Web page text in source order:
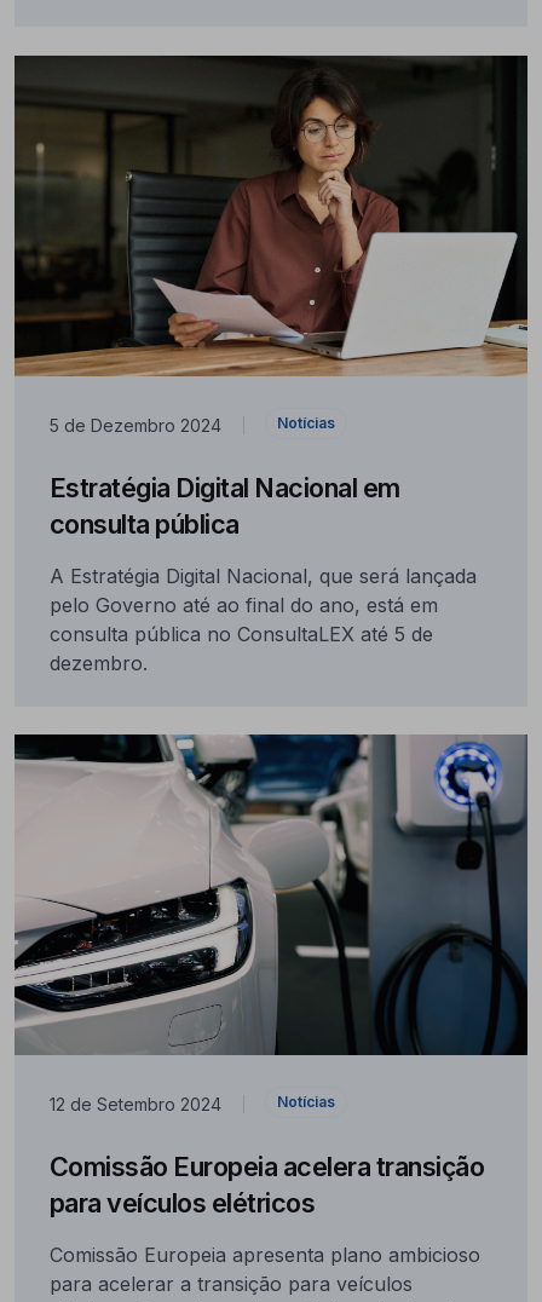
5 de Dezembro 2024 Notícias
Estratégia Digital Nacional em
consulta pública
A Estratégia Digital Nacional, que será lançada
pelo Governo até ao final do ano, está em
consulta pública no ConsultaLEX até 5 de
dezembro.
12 de Setembro 2024 Notícias
Comissão Europeia acelera transição
para veículos elétricos
Comissão Europeia apresenta plano ambicioso
para acelerar a transição para veículos